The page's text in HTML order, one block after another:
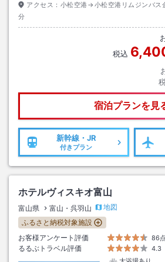
アクセス： 小松空港→小松空港リムジンバス
分
税込
宿泊プランを見
新幹線・JR
付きプラン
ホテルヴィスキオ富山
富山県 富山・呉羽山
地図
ふるさと納税対象施設
お客様アンケート評価
86点
るるぶトラベル評価
4.3